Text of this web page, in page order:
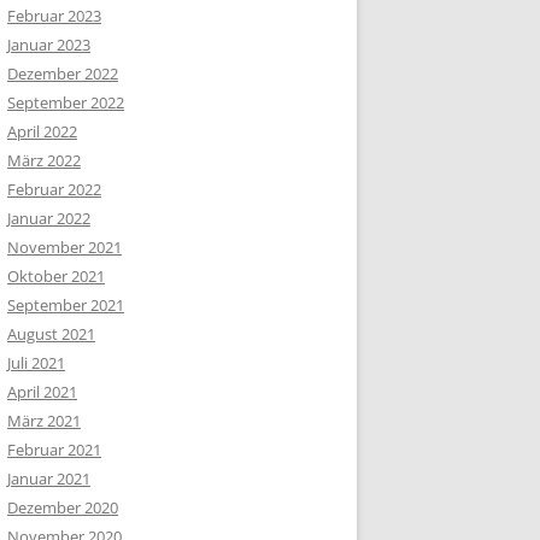
Februar 2023
Januar 2023
Dezember 2022
September 2022
April 2022
März 2022
Februar 2022
Januar 2022
November 2021
Oktober 2021
September 2021
August 2021
Juli 2021
April 2021
März 2021
Februar 2021
Januar 2021
Dezember 2020